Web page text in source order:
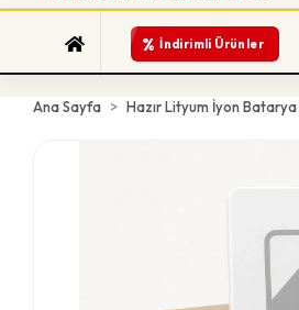
% İndirimli Ürünler
Ana Sayfa Hazır Lityum İyon Batarya